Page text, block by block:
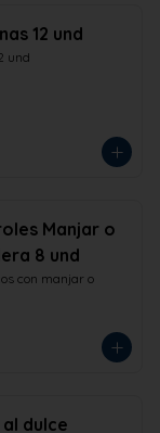
12 und
und
Manjar o
Crema Pastelera 8 und
con manjar o
dulce